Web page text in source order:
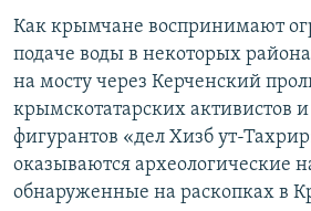
ELIFBE
УКРАИНСКАЯ ПРОБЛЕМА КРЫМА
Все сайты RFE/RL
Как крымчане воспринимают
подаче воды в некоторых
на мосту через Керченский
крымскотатарских активистов
фигурантов «дел Хизб ут-
оказываются археологические
обнаруженные на раскопках в